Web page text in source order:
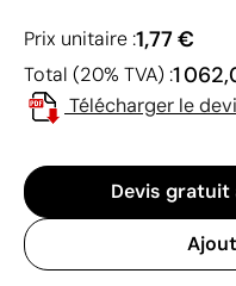
Prix unitaire :1,77 €
Total (20% TVA) :1
Télécharger le
Devis gratuit